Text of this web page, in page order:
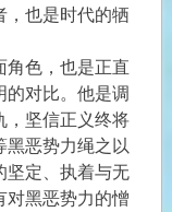
，也是时代的牺
角色，也是正直
的对比。他是调
，坚信正义终将
恶势力绳之以
坚定、执着与无
对黑恶势力的憎